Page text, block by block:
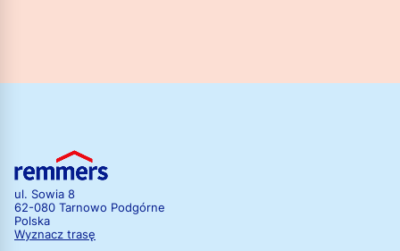
ul. Sowia 8
62-080 Tarnowo Podgórne
Polska
Wyznacz trasę